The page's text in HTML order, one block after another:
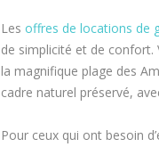
Les offres de locations de
de simplicité et de confort.
la magnifique plage des
cadre naturel préservé,
Pour ceux qui ont besoin